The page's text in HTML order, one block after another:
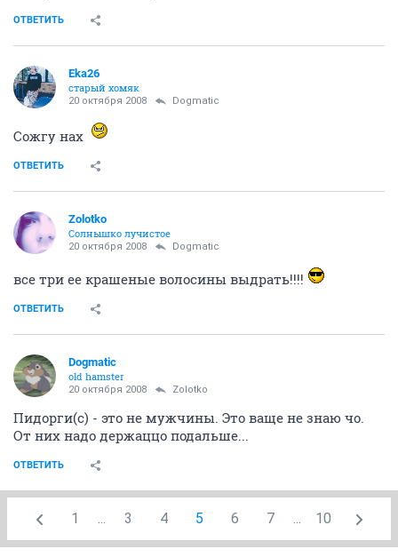
ОТВЕТИТЬ
Eka26
старый хомяк
20 октября 2008 Dogmatic
Сожгу нах
ОТВЕТИТЬ
Zolotko
Солнышко лучистое
20 октября 2008 Dogmatic
все три ее крашеные волосины выдрать!!!!
ОТВЕТИТЬ
Dogmatic
old hamster
20 октября 2008 Zolotko
Пидорги(с) - это не мужчины. Это ваще не знаю чо.
От них надо держаццо подальше...
ОТВЕТИТЬ
1 ... 3 4 5 6 7 ... 10